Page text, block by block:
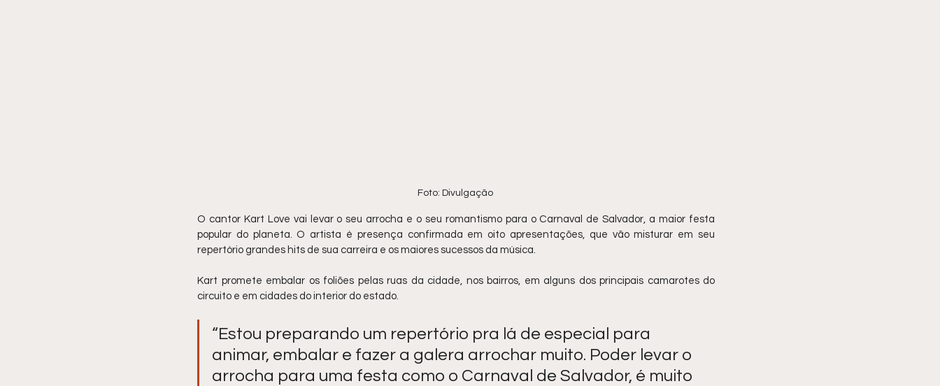
Foto: Divulgação
O cantor Kart Love vai levar o seu arrocha e o seu romantismo para o Carnaval de Salvador, a maior festa
popular do planeta. O artista é presença confirmada em oito apresentações, que vão misturar em seu
repertório grandes hits de sua carreira e os maiores sucessos da música.
Kart promete embalar os foliões pelas ruas da cidade, nos bairros, em alguns dos principais camarotes do
circuito e em cidades do interior do estado.
“Estou preparando um repertório pra lá de especial para
animar, embalar e fazer a galera arrochar muito. Poder levar o
arrocha para uma festa como o Carnaval de Salvador, é muito